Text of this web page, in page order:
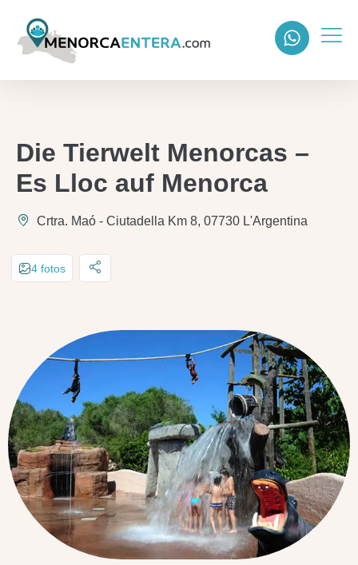
Die Tierwelt Menorcas –
Es Lloc auf Menorca
Crtra. Maó - Ciutadella Km 8, 07730 L'Argentina
4 fotos